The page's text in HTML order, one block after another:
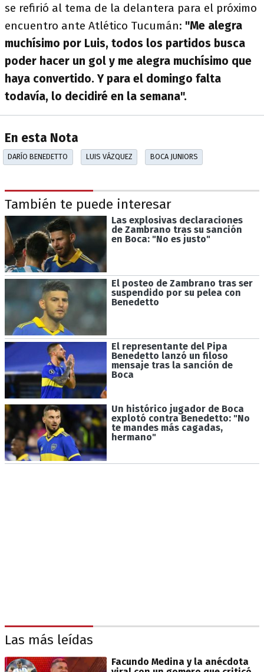
se refirió al tema de la delantera para el próximo
encuentro ante Atlético Tucumán: "Me alegra
muchísimo por Luis, todos los partidos busca
poder hacer un gol y me alegra muchísimo que
haya convertido. Y para el domingo falta
todavía, lo decidiré en la semana".
En esta Nota
DARÍO BENEDETTO LUIS VÁZQUEZ BOCA JUNIORS
También te puede interesar
Las explosivas declaraciones
de Zambrano tras su sanción
en Boca: "No es justo"
El posteo de Zambrano tras ser
suspendido por su pelea con
Benedetto
El representante del Pipa
Benedetto lanzó un filoso
mensaje tras la sanción de
Boca
Un histórico jugador de Boca
explotó contra Benedetto: "No
te mandes más cagadas,
hermano"
Las más leídas
Facundo Medina y la anécdota